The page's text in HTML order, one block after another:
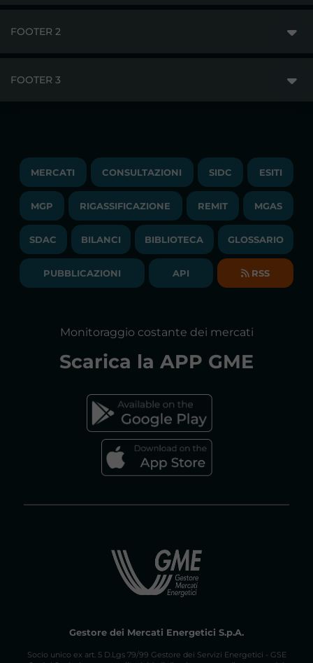
PUBBLICAZIONI
COMUNICATI/NEWS
NEWSLETTER
BILANCI DI ESERCIZIO
RELAZIONI ANNUALI
FOOTER 2
LAVORA CON NOI
CONTATTI
BANDI DI GARA E CONTRATTI
SOCIETA' TRASPARENTE
FOOTER 3
TRAYPORT M. ELETTRICO
LIQUIDITY PROVIDERS
BIBLIOTECA
GLOSSARIO
DICHIARAZIONE DI ACCESSIBILITÀ
FAQs MERCATO ELETTRICO
MERCATI CONSULTAZIONI SIDC ESITI
MGP RIGASSIFICAZIONE REMIT MGAS
SDAC BILANCI BIBLIOTECA GLOSSARIO
PUBBLICAZIONI API RSS
Monitoraggio costante dei mercati
Scarica la APP GME
Gestore dei Mercati Energetici S.p.A.
Socio unico ex art. 5 D.Lgs 79/99 Gestore dei Servizi Energetici - GSE